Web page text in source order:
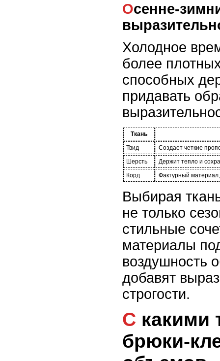
Осенне-зимние ткани: тепло и
Холодное
более
способных
придавать
Ткань
Твид
Создает четкие
Шерсть
Держит тепло и
Корд
Фактурный
Выбирая
не только
стильные
материалы
воздушность
добавят
строгости.
С какими топами носить
брюки-